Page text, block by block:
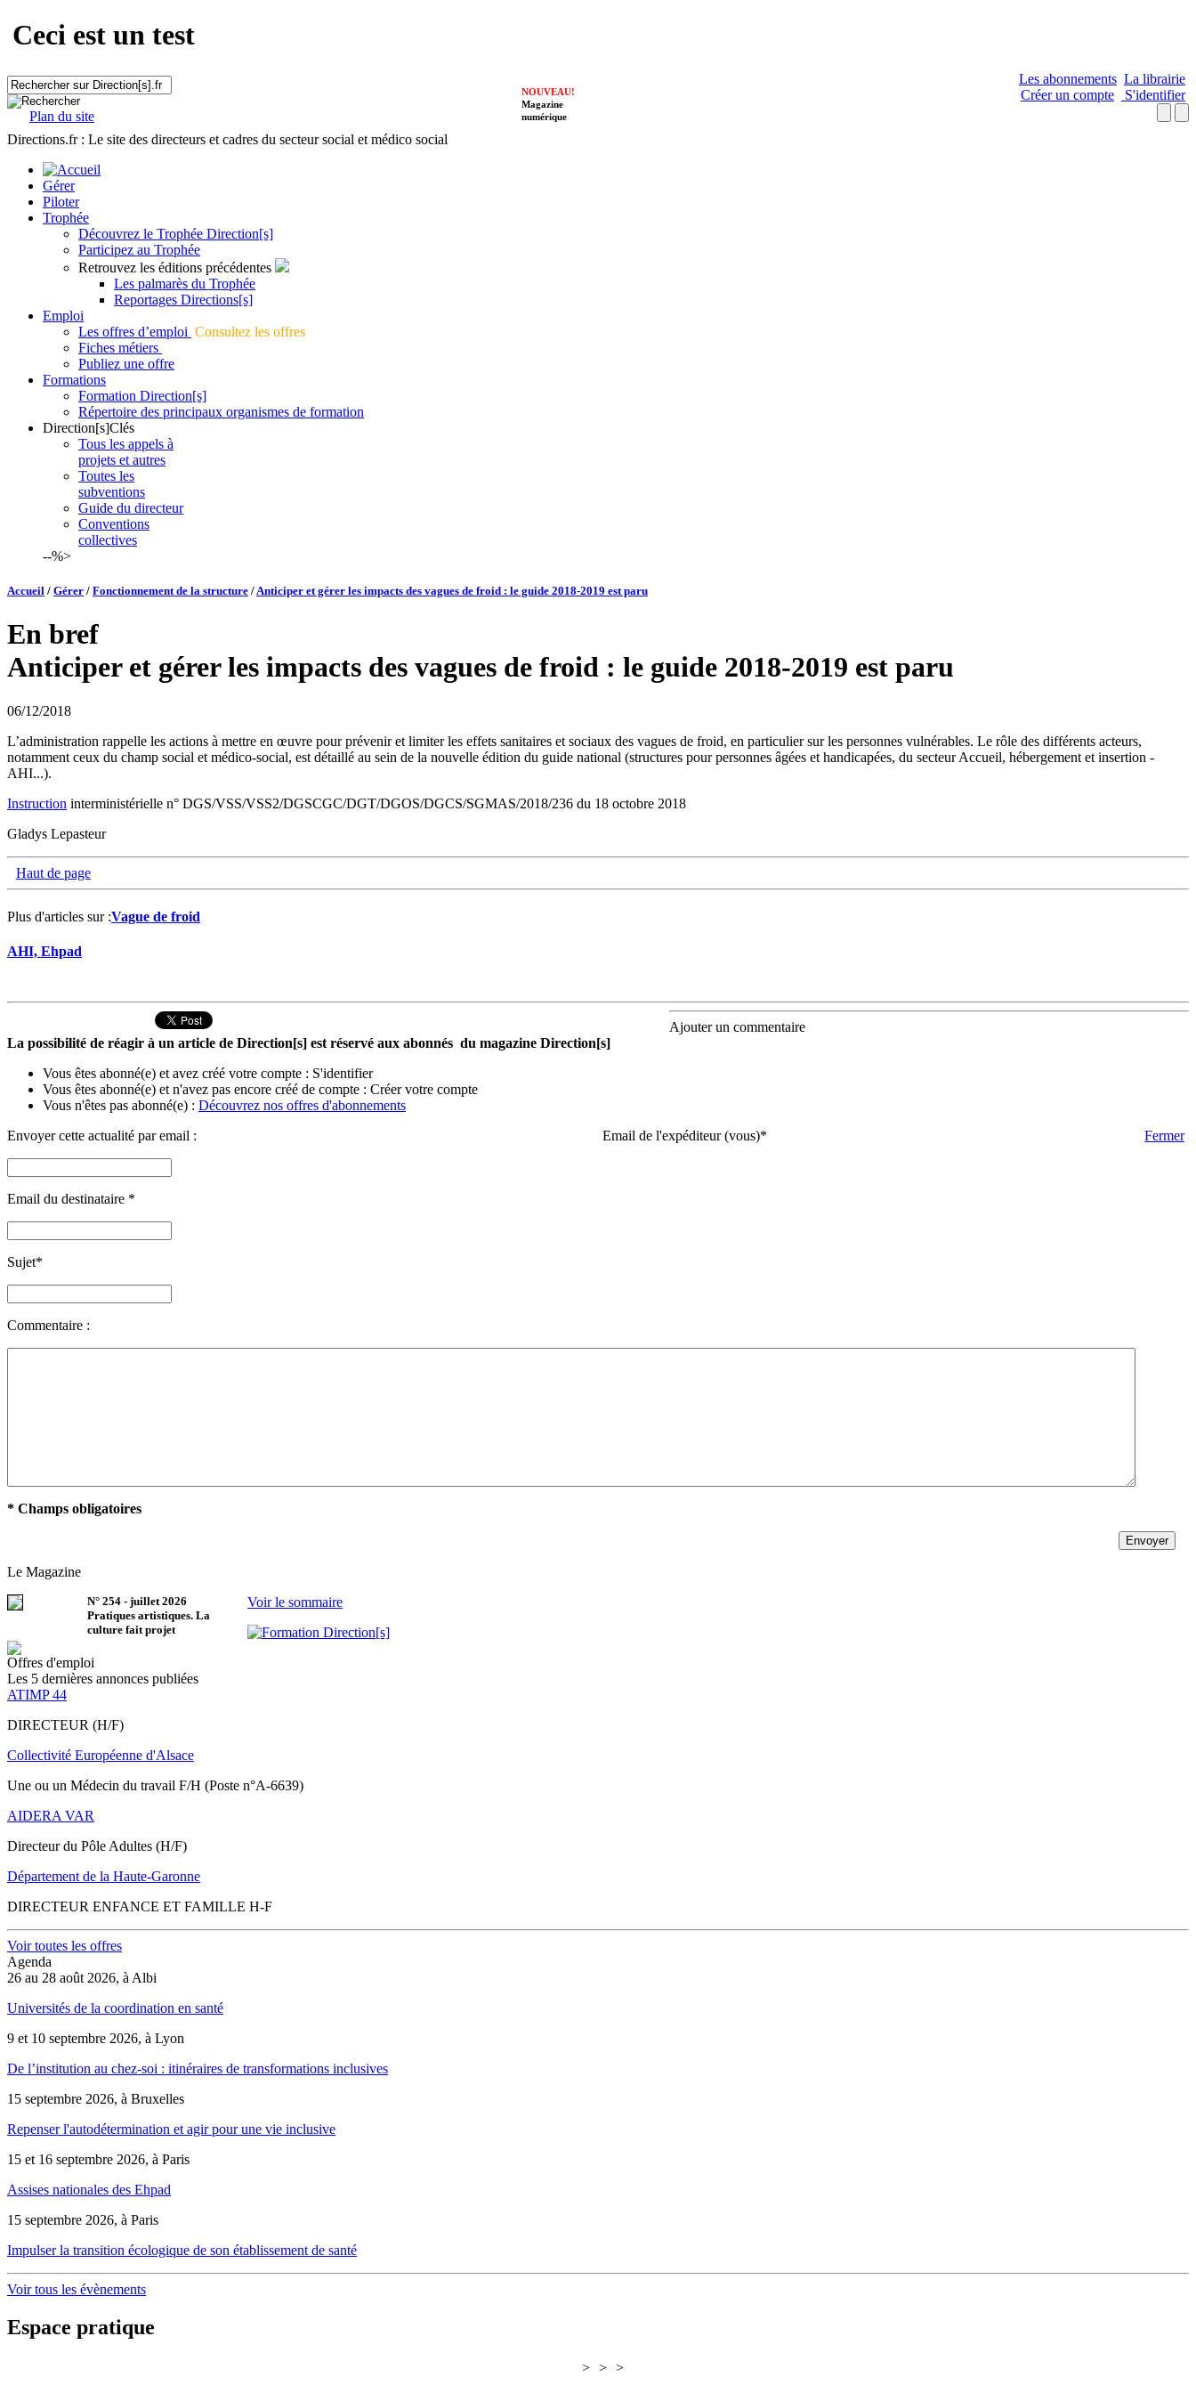
Ceci est un test
Plan du site
Les abonnements La librairie
Créer un compte
S'identifier
NOUVEAU!
Magazine
numérique
Directions.fr : Le site des directeurs et cadres du secteur social et médico social
Gérer
Piloter
Trophée
Découvrez le Trophée Direction[s]
Participez au Trophée
Retrouvez les éditions précédentes
Les palmarès du Trophée
Reportages Directions[s]
Emploi
Les offres d’emploi Consultez les offres
Fiches métiers
Publiez une offre
Formations
Formation Direction[s]
Répertoire des principaux organismes de formation
Direction[s]Clés
Tous les appels à
projets et autres
Toutes les
subventions
Guide du directeur
Conventions
collectives
--%>
Accueil / Gérer / Fonctionnement de la structure /Anticiper et gérer les impacts des vagues de froid : le guide 2018-2019 est paru
En bref
Anticiper et gérer les impacts des vagues de froid : le guide 2018-2019 est paru
06/12/2018
L’administration rappelle les actions à mettre en œuvre pour prévenir et limiter les effets sanitaires et sociaux des vagues de froid, en particulier sur les personnes vulnérables. Le rôle des différents acteurs,
notamment ceux du champ social et médico-social, est détaillé au sein de la nouvelle édition du guide national (structures pour personnes âgées et handicapées, du secteur Accueil, hébergement et insertion -
AHI...).
Instruction interministérielle n° DGS/VSS/VSS2/DGSCGC/DGT/DGOS/DGCS/SGMAS/2018/236 du 18 octobre 2018
Gladys Lepasteur
Haut de page
Plus d'articles sur :Vague de froid
AHI, Ehpad
Ajouter un commentaire
La possibilité de réagir à un article de Direction[s] est réservé aux abonnés du magazine Direction[s]
Vous êtes abonné(e) et avez créé votre compte : S'identifier
Vous êtes abonné(e) et n'avez pas encore créé de compte : Créer votre compte
Vous n'êtes pas abonné(e) : Découvrez nos offres d'abonnements
Envoyer cette actualité par email :
Fermer
Email de l'expéditeur (vous)*
Email du destinataire *
Sujet*
Commentaire :
* Champs obligatoires
Le Magazine
N° 254 - juillet 2026
Pratiques artistiques. La
culture fait projet
Voir le sommaire
Offres d'emploi
Les 5 dernières annonces publiées
ATIMP 44
DIRECTEUR (H/F)
Collectivité Européenne d'Alsace
Une ou un Médecin du travail F/H (Poste n°A-6639)
AIDERA VAR
Directeur du Pôle Adultes (H/F)
Département de la Haute-Garonne
DIRECTEUR ENFANCE ET FAMILLE H-F
Voir toutes les offres
Agenda
26 au 28 août 2026, à Albi
Universités de la coordination en santé
9 et 10 septembre 2026, à Lyon
De l’institution au chez-soi : itinéraires de transformations inclusives
15 septembre 2026, à Bruxelles
Repenser l'autodétermination et agir pour une vie inclusive
15 et 16 septembre 2026, à Paris
Assises nationales des Ehpad
15 septembre 2026, à Paris
Impulser la transition écologique de son établissement de santé
Voir tous les évènements
Espace pratique
> > >